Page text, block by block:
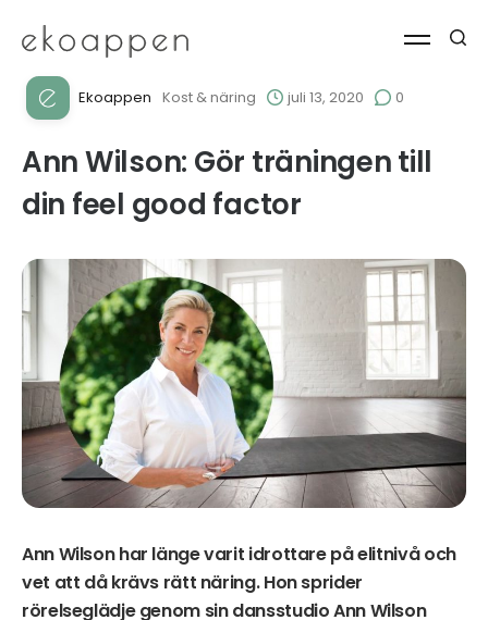
Ekoappen Kost & näring juli 13, 2020 0
Ann Wilson: Gör träningen till
din feel good factor
Ann Wilson har länge varit idrottare på elitnivå och
vet att då krävs rätt näring. Hon sprider
rörelseglädje genom sin dansstudio Ann Wilson